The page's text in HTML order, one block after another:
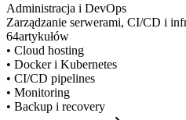
Administracja i DevOps
Zarządzanie serwerami, CI/CD i
64artykułów
• Cloud hosting
• Docker i Kubernetes
• CI/CD pipelines
• Monitoring
• Backup i recovery